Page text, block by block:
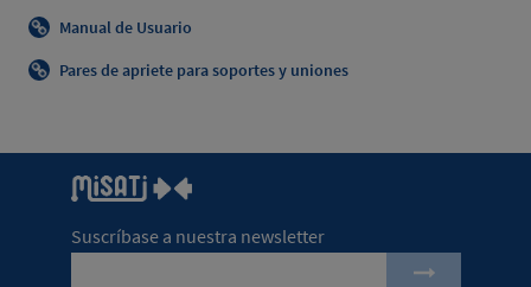
Manual de Usuario
Pares de apriete para soportes y uniones
Suscríbase a nuestra newsletter